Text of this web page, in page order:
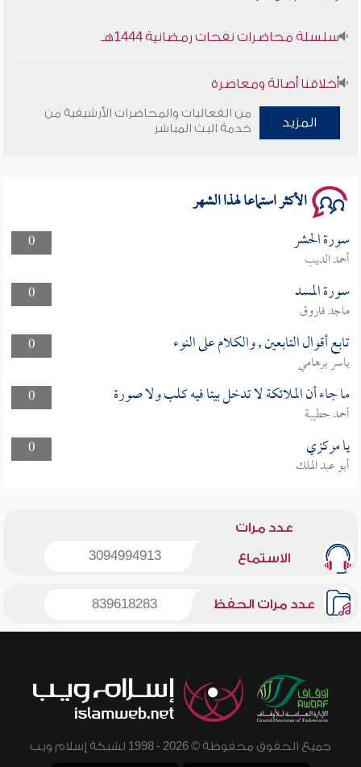
سلسلة محاضرات نفحات رمضانية 1444هـ
أخلاقنا أصالة ومعاصرة
وأمنهم من خوف 9
المزيد
من الفعاليات والمحاضرات الأرشيفية من
خدمة البث المباشر
الأكثر استماعا لهذا الشهر
0 سورة الحشر
أحمد الديب
0
سورة المسد
ماجد فاروق
0
تابع أقوال التابعين , والكلام على النوء
ياسر برهامي
0
ما جاء أن الملائكة لا تدخل بيتا فيه كلب ولا صورة
أحمد حطيبة
0
يا مركزي
أبو عبد الملك
عدد مرات
الاستماع 3094994913
عدد مرات الحفظ 839618283
جميع الحقوق محفوظة © 2026 - 1998 لشبكة إسلام ويب